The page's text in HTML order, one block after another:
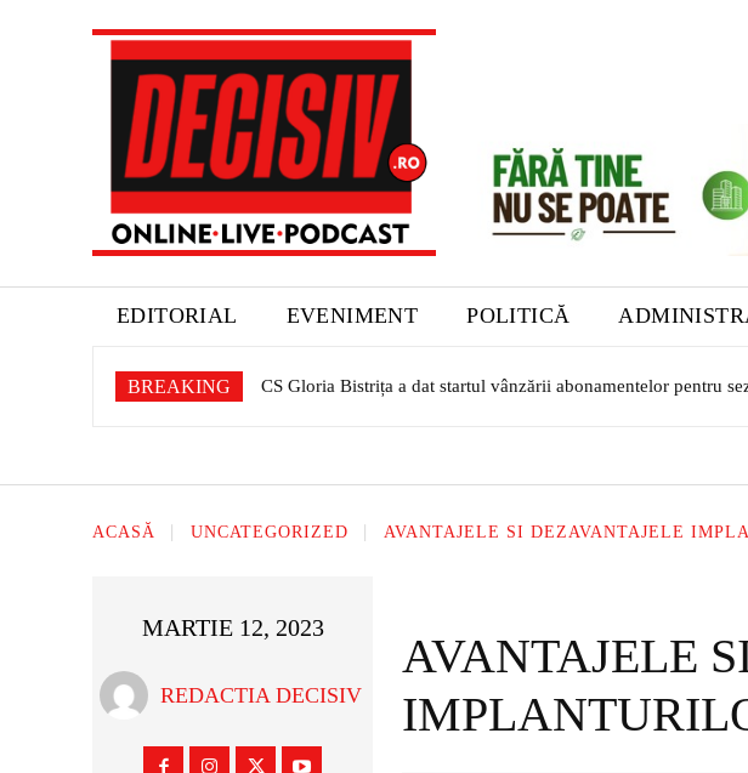
EDITORIAL EVENIMENT POLITICĂ
BREAKING CS Gloria Bistrița a dat startul vânzării abonamentelor pentru
Expoziție dedicată patrimoniului sașilor transilvăneni la
ACASĂ UNCATEGORIZED AVANTAJELE SI DEZAVANTAJELE
MARTIE 12, 2023
REDACTIA DECISIV
AVANTAJELE